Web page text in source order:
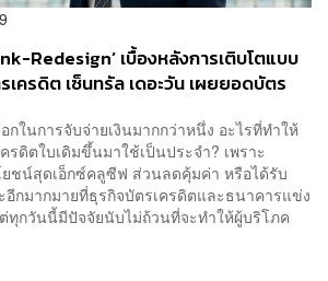
Redesign’ เบื้องหลังการเติบโตแบบ
เครดิต เซ็นทรัล เดอะวัน เผยยอดบัตร
ในการจับจ่ายเงินมากกว่าหนึ่ง อะไรที่ทำให้
รดิตใบเดิมขึ้นมาใช้เป็นประจำ? เพราะ
ชน์สุดเอ็กซ์คลูซีฟ ส่วนลดคุ้มค่า หรือได้รับ
กมากมายที่ธุรกิจบัตรเครดิตและธนาคารแข่ง
กวันนี้มีปัจจัยนับไม่ถ้วนที่จะทำให้ผู้บริโภค